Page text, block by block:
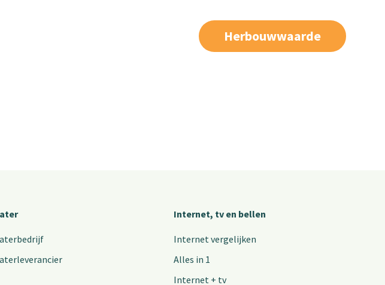
Herbouwwaarde
Internet, tv en bellen
Internet vergelijken
Alles in 1
Internet + tv